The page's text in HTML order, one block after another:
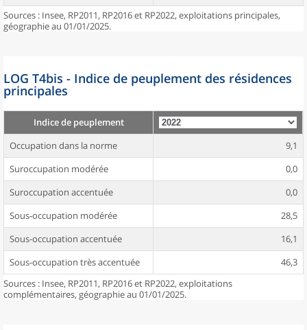
Sources : Insee, RP2011, RP2016 et RP2022, exploitations principales,
géographie au 01/01/2025.
LOG T4bis - Indice de peuplement des résidences
principales
Indice de peuplement
Occupation dans la norme
9,1
Suroccupation modérée
0,0
Suroccupation accentuée
0,0
Sous-occupation modérée
28,5
Sous-occupation accentuée
16,1
Sous-occupation très accentuée
46,3
Sources : Insee, RP2011, RP2016 et RP2022, exploitations
complémentaires, géographie au 01/01/2025.